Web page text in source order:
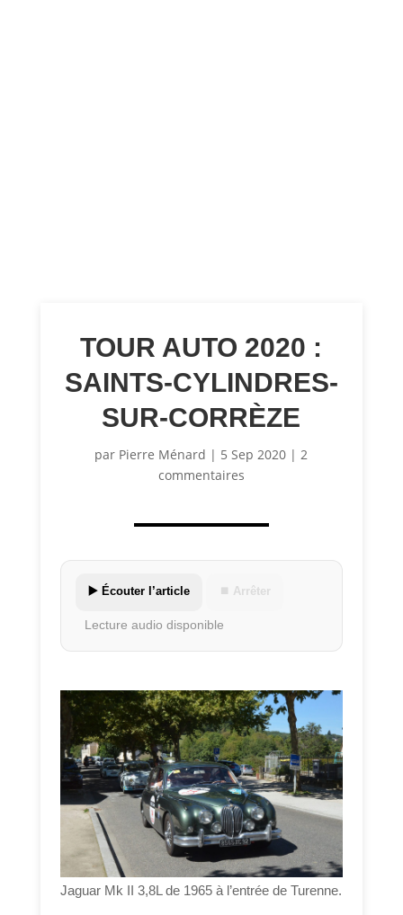
TOUR AUTO 2020 :
SAINTS-CYLINDRES-
SUR-CORRÈZE
par Pierre Ménard | 5 Sep 2020 |2
commentaires
▶️ Écouter l’article ⏹ Arrêter
Lecture audio disponible
Jaguar Mk II 3,8L de 1965 à l’entrée de Turenne.